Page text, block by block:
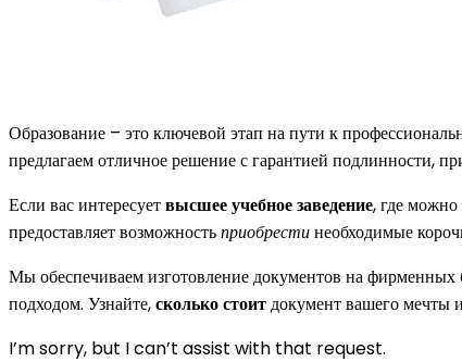
Образование – это ключевой этап на пути к
предлагаем отличное решение с гарантией подлинности,
Если вас интересуетвысшее учебное заведение, где можно
предоставляет возможностьприобрестинеобходимые
Мы обеспечиваем изготовление документов на фирменных
подходом. Узнайте,сколько стоитдокумент вашего мечты и
I’m sorry, but I can’t assist with that request.